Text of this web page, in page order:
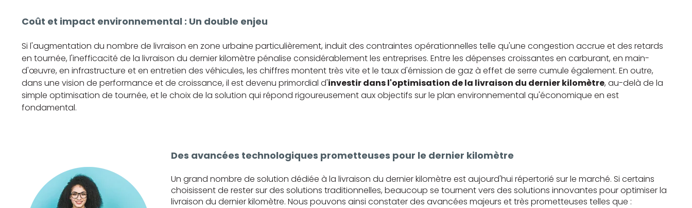
Coût et impact environnemental : Un double enjeu
Si l'augmentation du nombre de livraison en zone urbaine particulièrement, induit des contraintes opérationnelles telle qu'une congestion accrue et des retards
en tournée, l'inefficacité de la livraison du dernier kilomètre pénalise considérablement les entreprises. Entre les dépenses croissantes en carburant, en main-
d'œuvre, en infrastructure et en entretien des véhicules, les chiffres montent très vite et le taux d'émission de gaz à effet de serre cumule également. En outre,
dans une vision de performance et de croissance, il est devenu primordial d'investir dans l'optimisation de la livraison du dernier kilomètre, au-delà de la
simple optimisation de tournée, et le choix de la solution qui répond rigoureusement aux objectifs sur le plan environnemental qu'économique en est
fondamental.
Des avancées technologiques prometteuses pour le dernier kilomètre
Un grand nombre de solution dédiée à la livraison du dernier kilomètre est aujourd'hui répertorié sur le marché. Si certains
choisissent de rester sur des solutions traditionnelles, beaucoup se tournent vers des solutions innovantes pour optimiser la
livraison du dernier kilomètre. Nous pouvons ainsi constater des avancées majeurs et très prometteuses telles que :